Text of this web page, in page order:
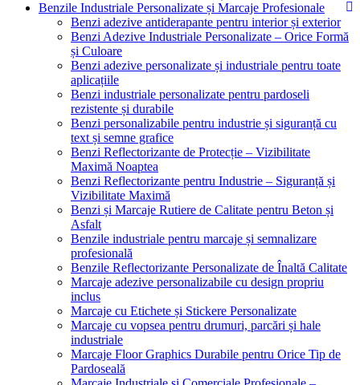
Benzile Industriale Personalizate și Marcaje Profesionale
Benzi adezive antiderapante pentru interior și exterior
Benzi Adezive Industriale Personalizate – Orice Formă
și Culoare
Benzi adezive personalizate și industriale pentru toate
aplicațiile
Benzi industriale personalizate pentru pardoseli
rezistente și durabile
Benzi personalizabile pentru industrie și siguranță cu
text și semne grafice
Benzi Reflectorizante de Protecție – Vizibilitate
Maximă Noaptea
Benzi Reflectorizante pentru Industrie – Siguranță și
Vizibilitate Maximă
Benzi și Marcaje Rutiere de Calitate pentru Beton și
Asfalt
Benzile industriale pentru marcaje și semnalizare
profesională
Benzile Reflectorizante Personalizate de Înaltă Calitate
Marcaje adezive personalizabile cu design propriu
inclus
Marcaje cu Etichete și Stickere Personalizate
Marcaje cu vopsea pentru drumuri, parcări și hale
industriale
Marcaje Floor Graphics Durabile pentru Orice Tip de
Pardoseală